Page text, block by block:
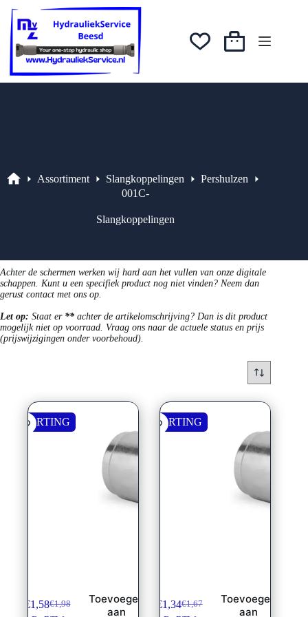
naar
inhoud
Winkelwagen
Assortiment Slangkoppelingen
Pershulzen
001C-
Slangkoppelingen
Achter de schermen werken wij hard aan het vullen van onze digitale
schappen. Kunt u een specifiek product nog niet vinden? Neem dan
gerust contact met ons op.
Let op: Staat er ** achter de artikelomschrijving? Dan is dit product
mogelijk niet op voorraad. Vraag ons naar de actuele status en prijs
(prijswijzigingen onder voorbehoud).
KORTING
€1,98
Oorspronkelijke
€1,58Huidige
Toevoegen
aan
KORTING
€1,67
Oorspronkelijke
€1,34Huidige
Toevoegen
aan